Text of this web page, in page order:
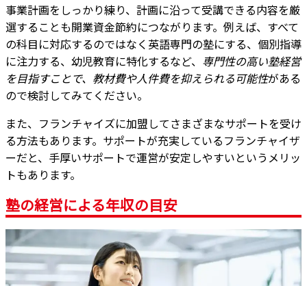
事業計画をしっかり練り、計画に沿って受講できる内容を厳
選することも開業資金節約につながります。例えば、すべて
の科目に対応するのではなく英語専門の塾にする、個別指導
に注力する、幼児教育に特化するなど、 専門性の高い塾経営
を目指すことで、教材費や人件費を抑えられる可能性がある
ので検討してみてください。
また、フランチャイズに加盟してさまざまなサポートを受け
る方法もあります。サポートが充実しているフランチャイザ
ーだと、手厚いサポートで運営が安定しやすいというメリッ
トもあります。
塾の経営による年収の目安